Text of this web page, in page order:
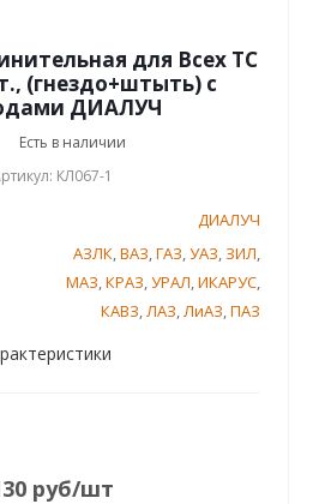
для Всех ТС
(гнездо+штыть) с
ДИАЛУЧ
Есть в наличии
КЛ067-1
ДИАЛУЧ
АЗЛК,ВАЗ,ГАЗ,УАЗ, ЗИЛ,
МАЗ,КРАЗ,УРАЛ,ИКАРУС,
КАВЗ,ЛАЗ,ЛиАЗ,ПАЗ
руб/шт